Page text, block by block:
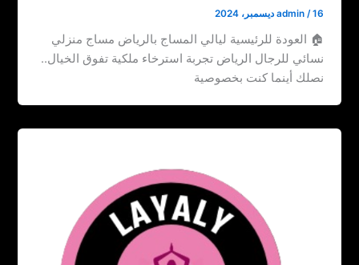
admin /16 ديسمبر، 2024
🏠 العودة للرئيسية ليالي المساج بالرياض مساج منزلي
نسائي للرجال الرياض تجربة استرخاء ملكية تفوق الخيال..
نصلك أينما كنت بخصوصية